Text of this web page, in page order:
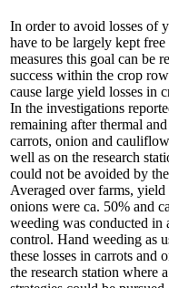
In order to avoid losses of
have to be largely kept
measures this goal can be
success within the crop
cause large yield losses in
In the investigations
remaining after thermal
carrots, onion and
well as on the research
could not be avoided by
Averaged over farms, yield
onions were ca. 50% and
weeding was conducted in
control. Hand weeding as
these losses in carrots and
the research station where